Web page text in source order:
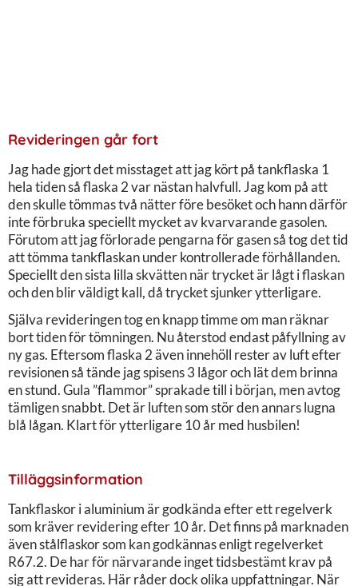
Revideringen går fort
Jag hade gjort det misstaget att jag kört på tankflaska 1
hela tiden så flaska 2 var nästan halvfull. Jag kom på att
den skulle tömmas två nätter före besöket och hann därför
inte förbruka speciellt mycket av kvarvarande gasolen.
Förutom att jag förlorade pengarna för gasen så tog det tid
att tömma tankflaskan under kontrollerade förhållanden.
Speciellt den sista lilla skvätten när trycket är lågt i flaskan
och den blir väldigt kall, då trycket sjunker ytterligare.
Själva revideringen tog en knapp timme om man räknar
bort tiden för tömningen. Nu återstod endast påfyllning av
ny gas. Eftersom flaska 2 även innehöll rester av luft efter
revisionen så tände jag spisens 3 lågor och lät dem brinna
en stund. Gula ”flammor” sprakade till i början, men avtog
tämligen snabbt. Det är luften som stör den annars lugna
blå lågan. Klart för ytterligare 10 år med husbilen!
Tilläggsinformation
Tankflaskor i aluminium är godkända efter ett regelverk
som kräver revidering efter 10 år. Det finns på marknaden
även stålflaskor som kan godkännas enligt regelverket
R67.2. De har för närvarande inget tidsbestämt krav på
sig att revideras. Här råder dock olika uppfattningar. När